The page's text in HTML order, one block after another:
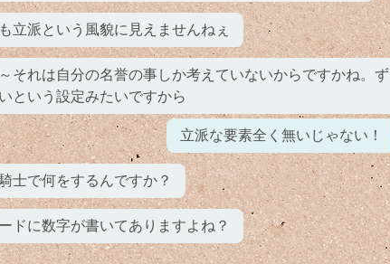
立派という風貌に見えませんねぇ
それは自分の名誉の事しか考えていないからですかね。ず
という設定みたいですから
立派な要素全く無いじゃない！
士で何をするんですか？
ドに数字が書いてありますよね？